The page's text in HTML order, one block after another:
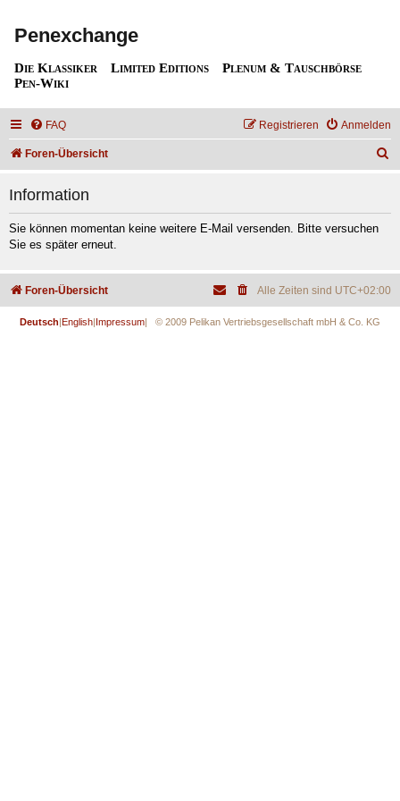
Penexchange
Die Klassiker Limited Editions
Plenum & Tauschbörse
Pen-Wiki
FAQ Anmelden
Registrieren
Foren-Übersicht
Information
Sie können momentan keine weitere E-Mail versenden. Bitte versuchen
Sie es später erneut.
Foren-Übersicht Alle Zeiten sind UTC+02:00
Deutsch|English|Impressum| © 2009 Pelikan Vertriebsgesellschaft mbH & Co. KG